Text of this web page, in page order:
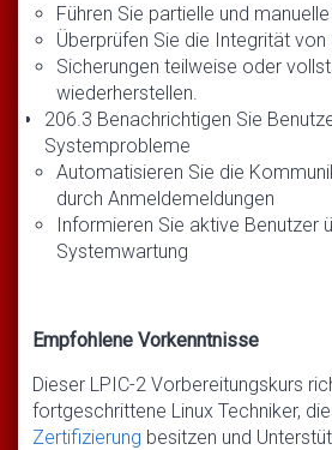
Führen Sie partielle und
Überprüfen Sie die Integrität
Sicherungen teilweise oder
wiederherstellen.
206.3 Benachrichtigen Sie
Systemprobleme
Automatisieren Sie die
durch Anmeldemeldungen
Informieren Sie aktive Benutzer
Systemwartung
Empfohlene Vorkenntnisse
Dieser LPIC-2 Vorbereitungskurs
fortgeschrittene Linux Techniker,
Zertifizierung besitzen und